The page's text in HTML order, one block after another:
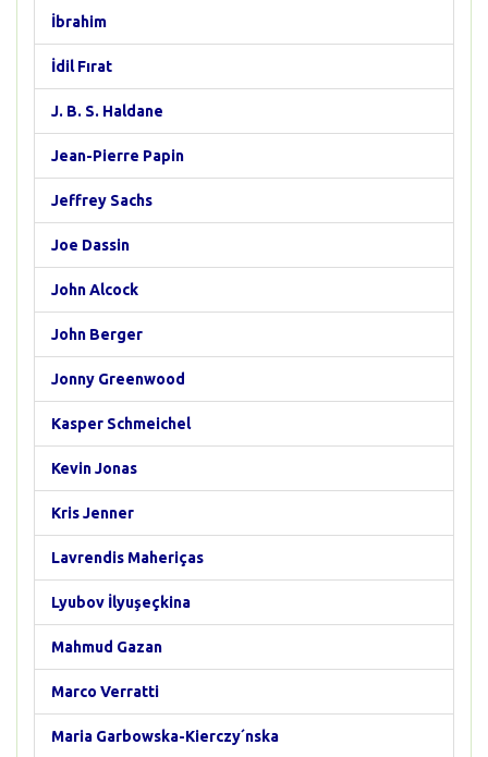
İbrahim
İdil Fırat
J. B. S. Haldane
Jean-Pierre Papin
Jeffrey Sachs
Joe Dassin
John Alcock
John Berger
Jonny Greenwood
Kasper Schmeichel
Kevin Jonas
Kris Jenner
Lavrendis Maheriças
Lyubov İlyuşeçkina
Mahmud Gazan
Marco Verratti
Maria Garbowska-Kierczy´nska